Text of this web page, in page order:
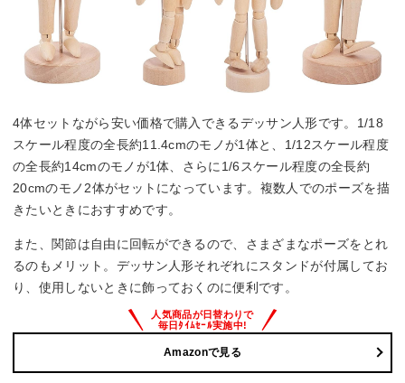
4体セットながら安い価格で購入できるデッサン人形です。1/18
スケール程度の全長約11.4cmのモノが1体と、1/12スケール程度
の全長約14cmのモノが1体、さらに1/6スケール程度の全長約
20cmのモノ2体がセットになっています。複数人でのポーズを描
きたいときにおすすめです。
また、関節は自由に回転ができるので、さまざまなポーズをとれ
るのもメリット。デッサン人形それぞれにスタンドが付属してお
り、使用しないときに飾っておくのに便利です。
Amazonで見る